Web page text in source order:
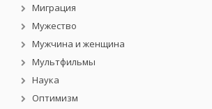
Миграция
Мужество
Мужчина и женщина
Мультфильмы
Наука
Оптимизм